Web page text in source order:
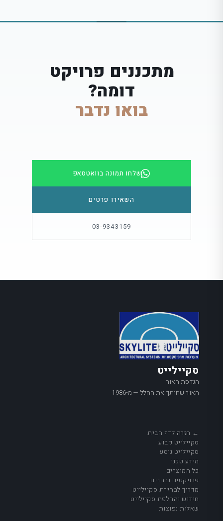
מתכננים פרויקט
דומה?
בואו נדבר
שלחו תמונה בוואטסאפ
השאירו פרטים
03-9343159
סקיילייט
הנדסת האור
האור שחותך את החלל — מ-1986
← חזרה לדף הבית
סקיילייט קבוע
סקיילייט נוסע
מידע טכני
כל המוצרים
פרויקטים נבחרים
מדריך לבחירת סקיילייט
חידוש והחלפת סקיילייט
שאלות נפוצות